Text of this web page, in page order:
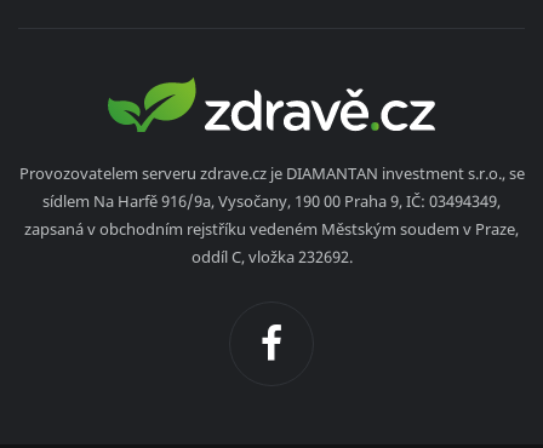
Provozovatelem serveru zdrave.cz je DIAMANTAN investment s.r.o., se
sídlem Na Harfě 916/9a, Vysočany, 190 00 Praha 9, IČ: 03494349,
zapsaná v obchodním rejstříku vedeném Městským soudem v Praze,
oddíl C, vložka 232692.